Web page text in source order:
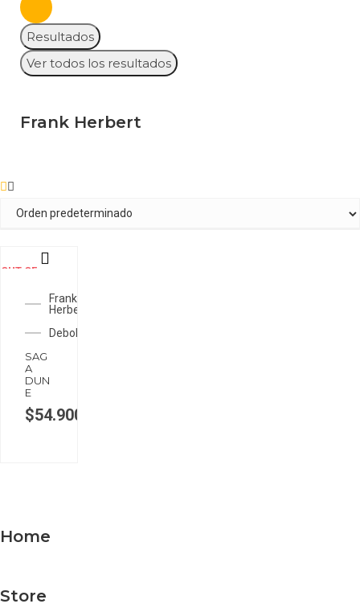
Resultados
Ver todos los resultados
Frank Herbert
OUT OF
Frank
Herbert
Debolsillo
SAG
A
DUN
E
$54.900
Home
Store